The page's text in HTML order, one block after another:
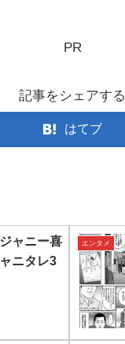
PR
記事をシェアする
はてブ
ャニー喜
ニタレ3
エンタメ